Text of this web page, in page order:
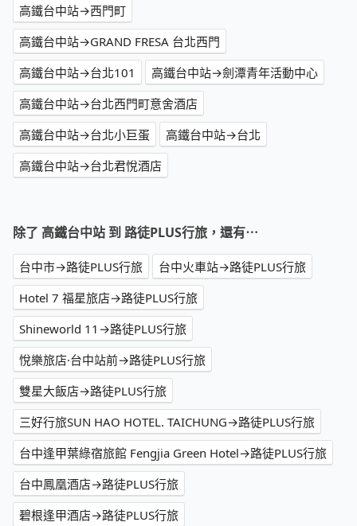
高鐵台中站→西門町
高鐵台中站→GRAND FRESA 台北西門
高鐵台中站→台北101
高鐵台中站→劍潭青年活動中心
高鐵台中站→台北西門町意舍酒店
高鐵台中站→台北小巨蛋
高鐵台中站→台北
高鐵台中站→台北君悅酒店
除了 高鐵台中站 到 路徒PLUS行旅，還有⋯
台中市→路徒PLUS行旅
台中火車站→路徒PLUS行旅
Hotel 7 福星旅店→路徒PLUS行旅
Shineworld 11→路徒PLUS行旅
悅樂旅店·台中站前→路徒PLUS行旅
雙星大飯店→路徒PLUS行旅
三好行旅SUN HAO HOTEL. TAICHUNG→路徒PLUS行旅
台中逢甲葉綠宿旅館 Fengjia Green Hotel→路徒PLUS行旅
台中鳳凰酒店→路徒PLUS行旅
碧根逢甲酒店→路徒PLUS行旅